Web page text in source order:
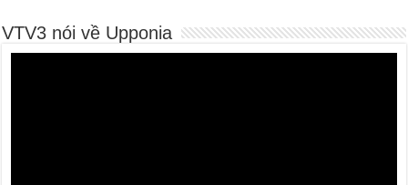
VTV3 nói về Upponia